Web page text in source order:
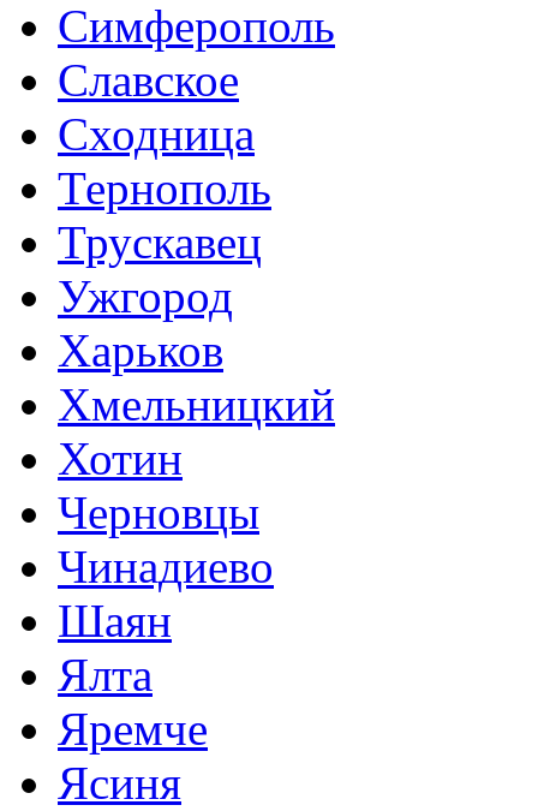
Симферополь
Славское
Сходница
Тернополь
Трускавец
Ужгород
Харьков
Хмельницкий
Хотин
Черновцы
Чинадиево
Шаян
Ялта
Яремче
Ясиня